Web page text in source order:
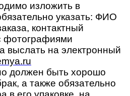
изложить в
указать: ФИО
контактный
фотографиями
выслать на электронный
должен быть хорошо
а также обязательно